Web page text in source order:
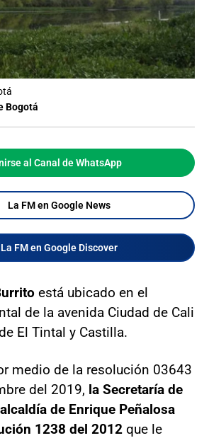
Bogotá
al Canal de WhatsApp
La FM en Google News
La FM en Google Discover
está ubicado en el
de la avenida Ciudad de Cali
El Tintal y Castilla.
medio de la resolución 03643
del 2019, la Secretaría de
de Enrique Peñalosa
1238 del 2012 que le